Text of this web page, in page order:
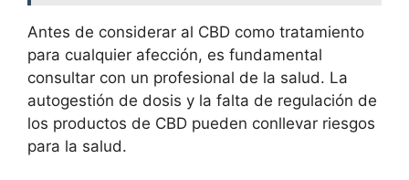
Antes de considerar al CBD como tratamiento
para cualquier afección, es fundamental
consultar con un profesional de la salud. La
autogestión de dosis y la falta de regulación de
los productos de CBD pueden conllevar riesgos
para la salud.